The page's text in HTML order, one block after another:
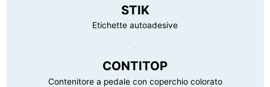
STIK
Etichette autoadesive
CONTITOP
Contenitore a pedale con coperchio colorato